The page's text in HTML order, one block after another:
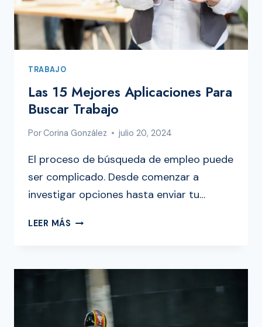
TRABAJO
Las 15 Mejores Aplicaciones Para
Buscar Trabajo
PorCorina González julio 20, 2024
El proceso de búsqueda de empleo puede
ser complicado. Desde comenzar a
investigar opciones hasta enviar tu…
LEER MÁS LAS
BUSCAR
TRABAJO